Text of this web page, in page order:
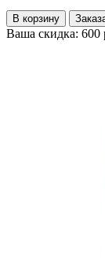
В корзину
Ваша скидка: 600